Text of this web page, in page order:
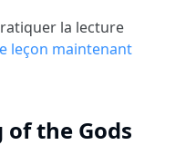
la lecture
leçon maintenant
of the Gods